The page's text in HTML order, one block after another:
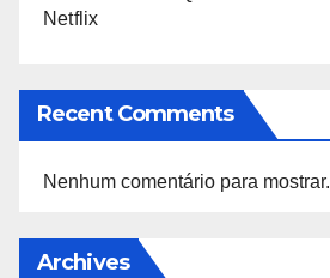
Netflix
Recent Comments
Nenhum comentário para mostrar.
Archives